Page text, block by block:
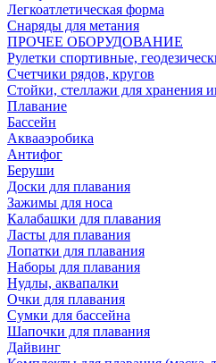
Легкоатлетическая форма
Снаряды для метания
ПРОЧЕЕ ОБОРУДОВАНИЕ
Рулетки спортивные,
Счетчики рядов, кругов
Стойки, стеллажи для хранения
Плавание
Бассейн
Аквааэробика
Антифог
Беруши
Доски для плавания
Зажимы для носа
Калабашки для плавания
Ласты для плавания
Лопатки для плавания
Наборы для плавания
Нудлы, аквапалки
Очки для плавания
Сумки для бассейна
Шапочки для плавания
Дайвинг